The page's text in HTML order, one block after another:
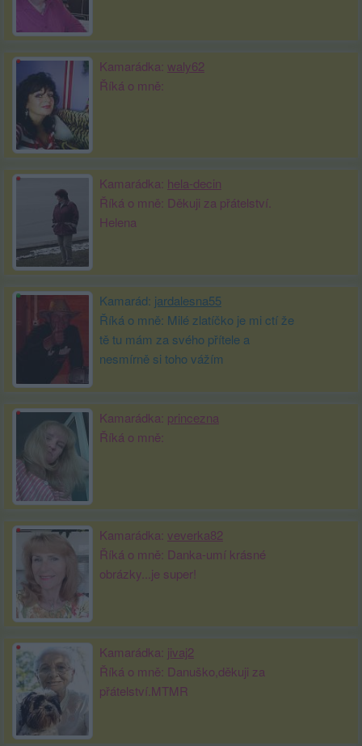
Kamarádka: waly62
Říká o mně:
Kamarádka: hela-decin
Říká o mně: Děkuji za přátelství.
Helena
Kamarád: jardalesna55
Říká o mně: Milé zlatíčko je mi ctí že
tě tu mám za svého přítele a
nesmírně si toho vážím
Kamarádka: princezna
Říká o mně:
Kamarádka: veverka82
Říká o mně: Danka-umí krásné
obrázky...je super!
Kamarádka: jivaj2
Říká o mně: Danuško,děkuji za
přátelství.MTMR